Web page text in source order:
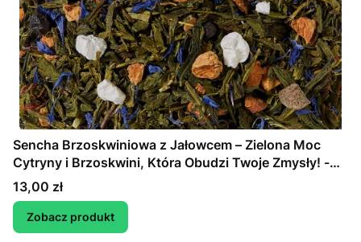
Sencha Brzoskwiniowa z Jałowcem – Zielona Moc
Cytryny i Brzoskwini, Która Obudzi Twoje Zmysły! -
herbata zielona smakowa
Cena
13,00 zł
Zobacz produkt